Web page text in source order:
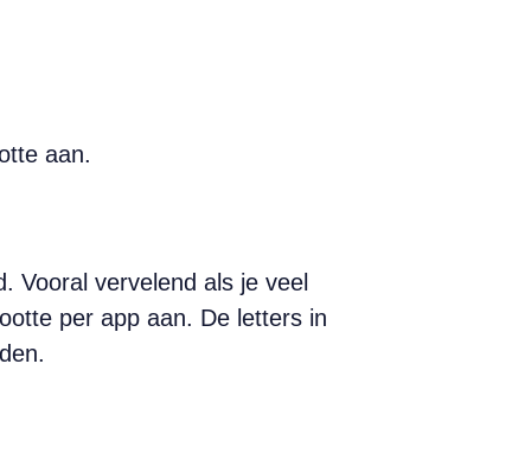
aan.
Vooral vervelend als je veel
per app aan. De letters in